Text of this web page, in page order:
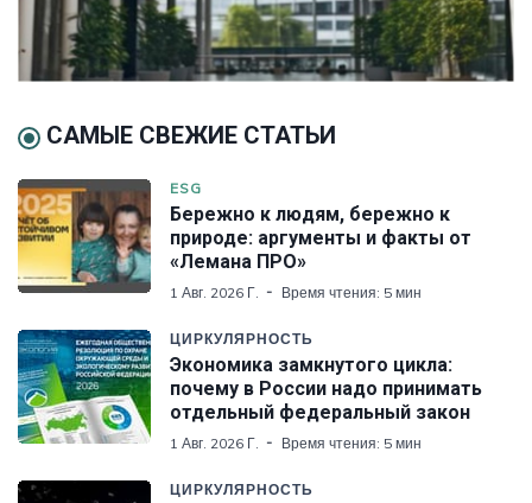
САМЫЕ СВЕЖИЕ СТАТЬИ
ESG
Бережно к людям, бережно к
природе: аргументы и факты от
«Лемана ПРО»
1 Авг. 2026 Г. Время чтения: 5 мин
ЦИРКУЛЯРНОСТЬ
Экономика замкнутого цикла:
почему в России надо принимать
отдельный федеральный закон
1 Авг. 2026 Г. Время чтения: 5 мин
ЦИРКУЛЯРНОСТЬ